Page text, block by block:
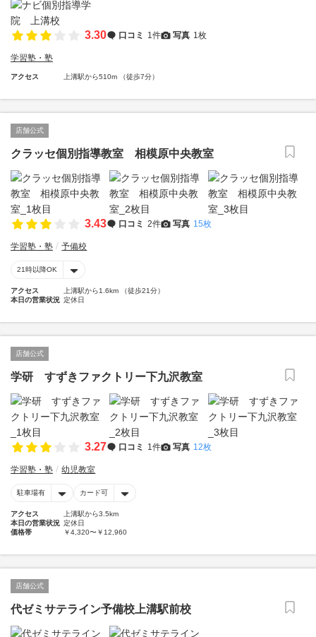
3.30 口コミ 1件 写真 1枚
学習塾・塾
アクセス 上溝駅から510m （徒歩7分）
店舗公式
クラッセ個別指導教室 相模原中央教室
3.43 口コミ 2件 写真 15枚
学習塾・塾 予備校
21時以降OK
アクセス
上溝駅から1.6km （徒歩21分）
本日の営業状況 定休日
店舗公式
学研 すずきファクトリー下九沢教室
3.27 口コミ 1件 写真 12枚
学習塾・塾 幼児教室
駐車場有 カード可
アクセス
上溝駅から3.5km
本日の営業状況 定休日
価格帯
￥4,320〜￥12,960
店舗公式
代ゼミサテライン予備校上溝駅前校